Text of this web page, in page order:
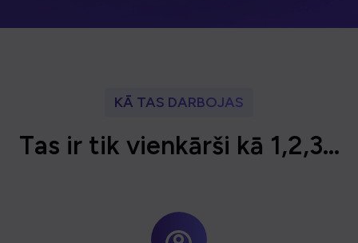
KĀ TAS DARBOJAS
Tas ir tik vienkārši kā 1,2,3...